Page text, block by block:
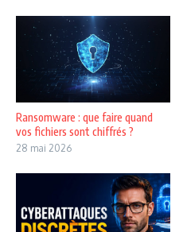
Ransomware : que faire quand
vos fichiers sont chiffrés ?
28 mai 2026